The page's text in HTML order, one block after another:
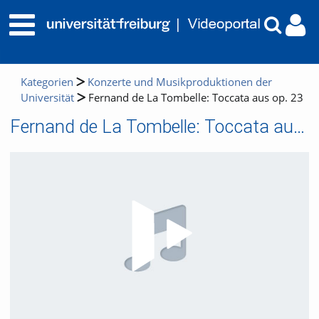
Kategorien
Konzerte und Musikproduktionen der
Universität
Fernand de La Tombelle: Toccata aus op. 23
Fernand de La Tombelle: Toccata aus op. 23